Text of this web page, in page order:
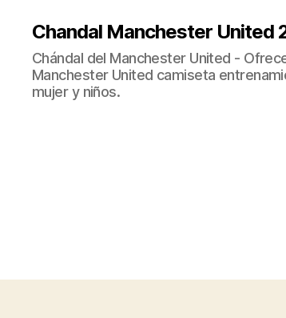
Chandal Manchester United
Chándal del Manchester United -
Manchester United camiseta
mujer y niños.